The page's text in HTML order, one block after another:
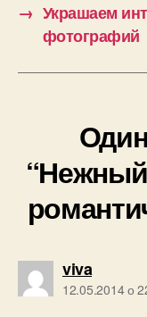
→ Украшаем
фотографий
viva
12.05.2014 о